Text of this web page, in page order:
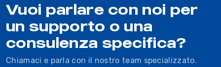
Vuoi parlare con noi per
un supporto o una
consulenza specifica?
Chiamaci e parla con il nostro team specializzato.